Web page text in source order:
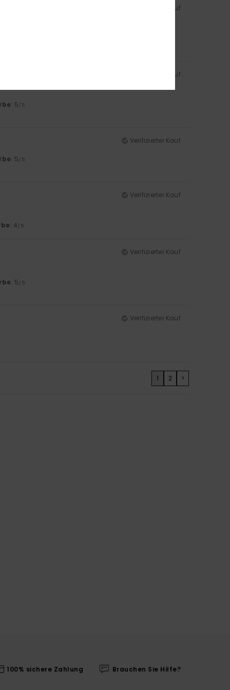
Verifizierter Kauf
Verifizierter Kauf
: 5/5
Verifizierter Kauf
: 5/5
Verifizierter Kauf
: 4/5
Verifizierter Kauf
: 5/5
Verifizierter Kauf
1 2 >
100% sichere Zahlung Brauchen Sie Hilfe?